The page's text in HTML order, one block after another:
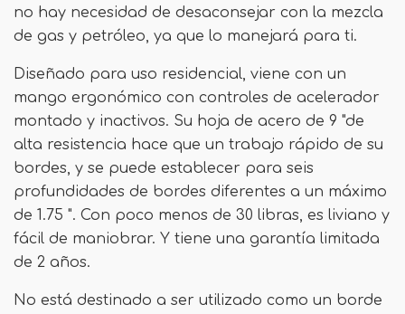
no hay necesidad de desaconsejar con la mezcla
de gas y petróleo, ya que lo manejará para ti.
Diseñado para uso residencial, viene con un
mango ergonómico con controles de acelerador
montado y inactivos. Su hoja de acero de 9 "de
alta resistencia hace que un trabajo rápido de su
bordes, y se puede establecer para seis
profundidades de bordes diferentes a un máximo
de 1.75 ". Con poco menos de 30 libras, es liviano y
fácil de maniobrar. Y tiene una garantía limitada
de 2 años.
No está destinado a ser utilizado como un borde